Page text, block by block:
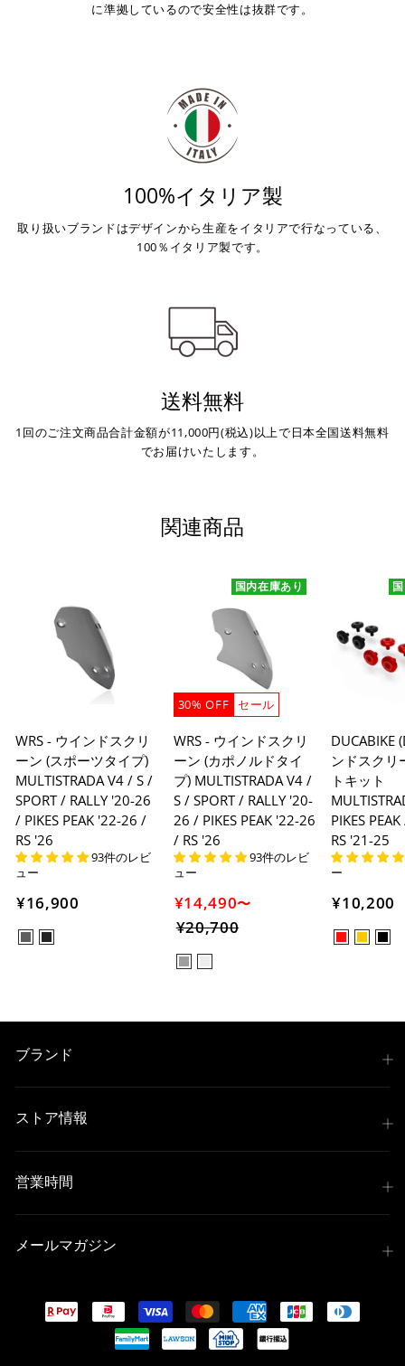
に準拠しているので安全性は抜群です。
100%イタリア製
取り扱いブランドはデザインから生産をイタリアで行なっている、
100％イタリア製です。
送料無料
1回のご注文商品合計金額が11,000円(税込)以上で日本全国送料無料
でお届けいたします。
関連商品
WRS - ウインドスクリ
ーン (スポーツタイプ)
MULTISTRADA V4 / S /
SPORT / RALLY '20-26
/ PIKES PEAK '22-26 /
RS '26
93件のレビ
ュー
¥16,900
30% OFF セール
国内在庫あり
WRS - ウインドスクリ
ーン (カポノルドタイ
プ) MULTISTRADA V4 /
S / SPORT / RALLY '20-
26 / PIKES PEAK '22-26
/ RS '26
93件のレビ
ュー
¥14,490〜
¥20,700セ
格
DUCABIKE
ンドスクリ
トキット
PIKES
RS '21-25
ー
¥10,200
ブランド
ストア情報
営業時間
メールマガジン